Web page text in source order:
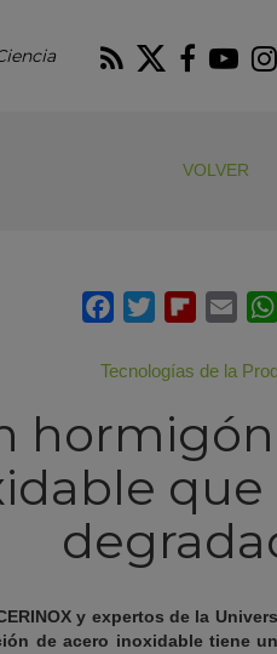
RSS Twitter
VOLVER
Tecnologías de la
y expertos de la
de acero inoxidable tiene